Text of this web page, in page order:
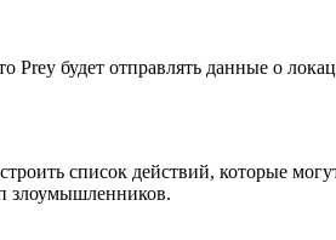
Prey будет отправлять данные о
список действий, которые
злоумышленников.